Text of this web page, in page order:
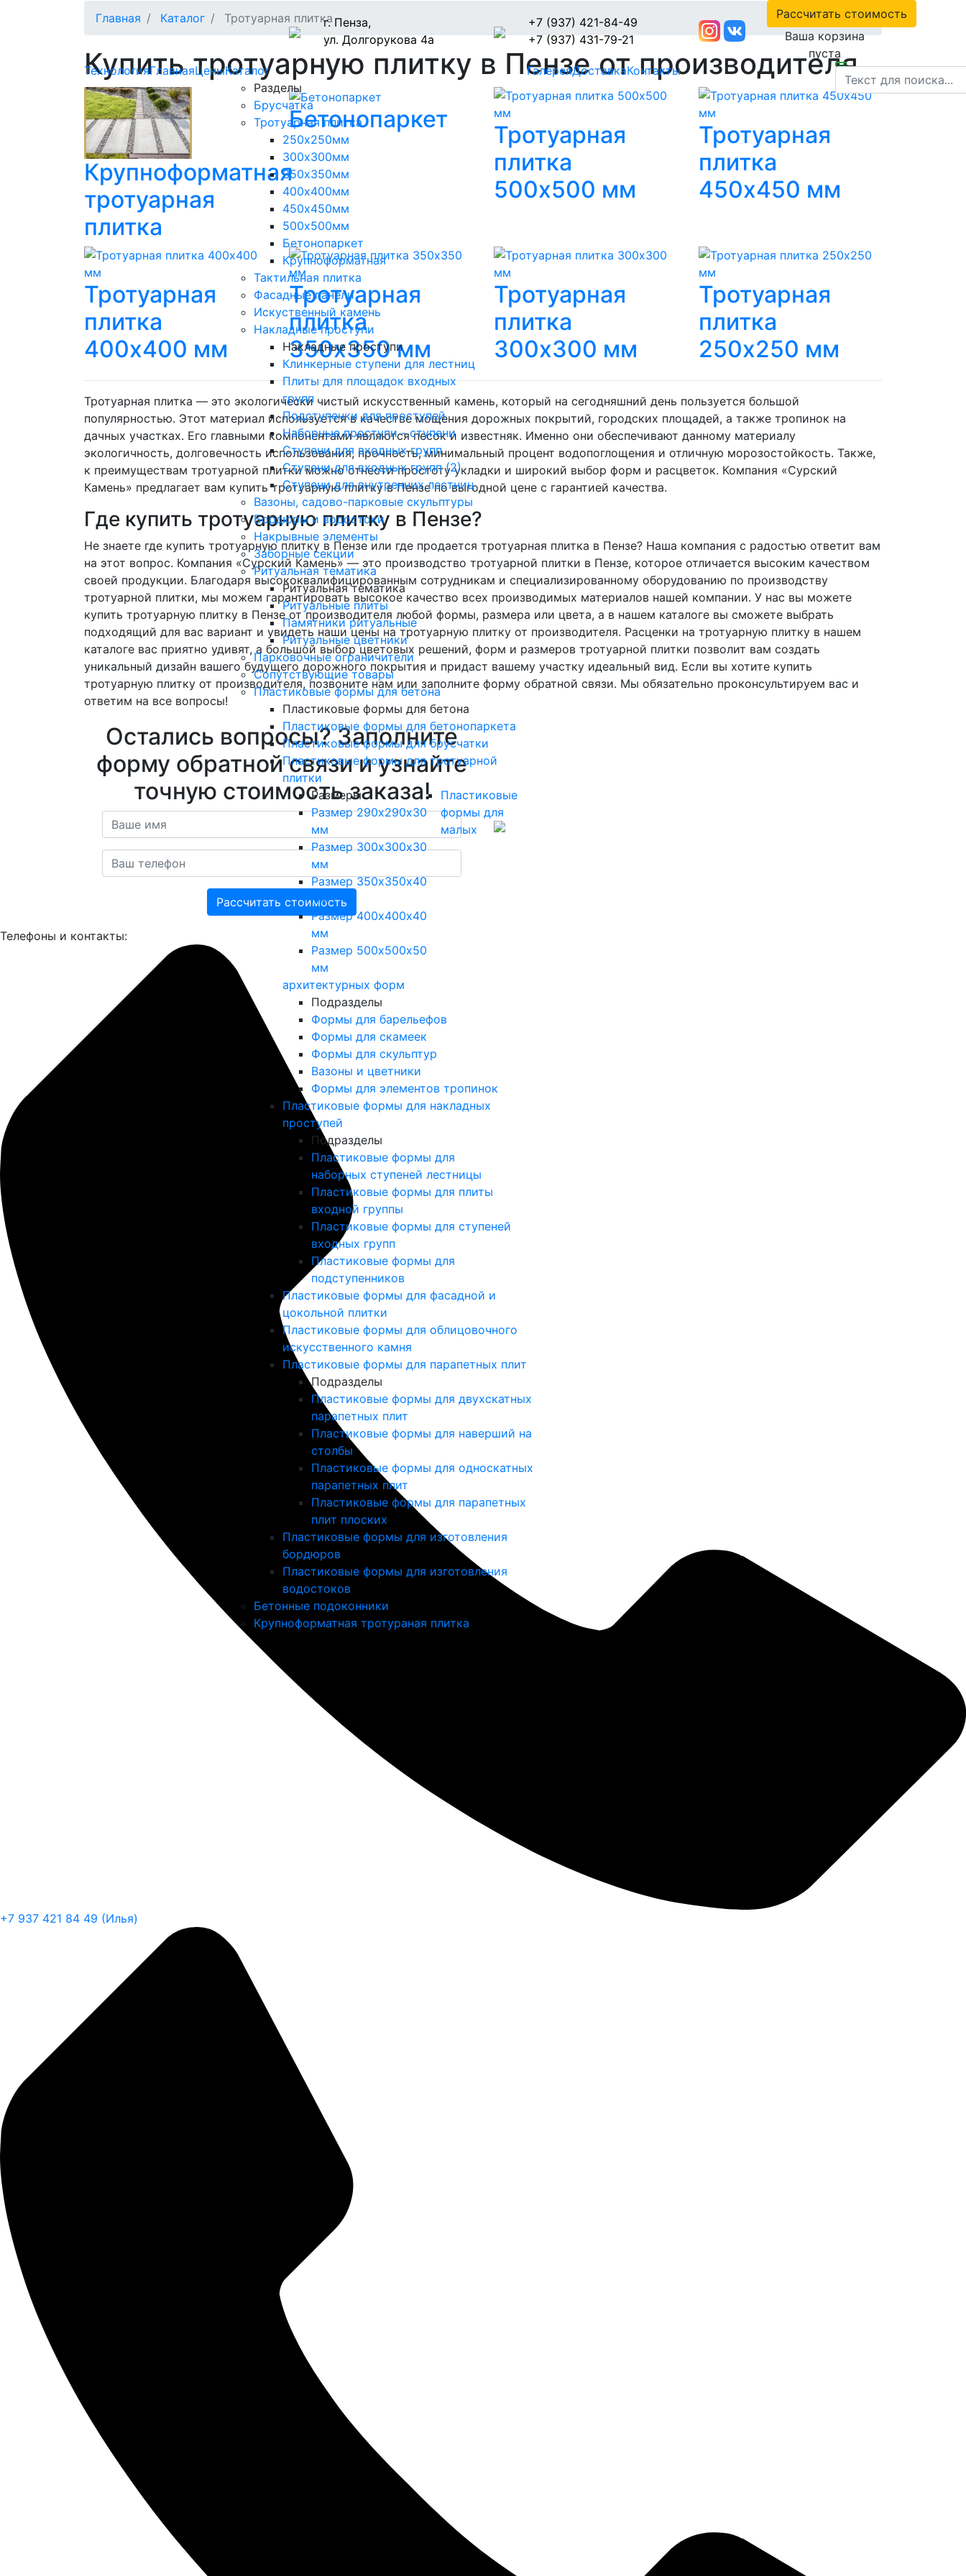
г. Пенза,
ул. Долгорукова 4а
+7 (937) 421-84-49
+7 (937) 431-79-21
Рассчитать стоимость
Ваша корзина
пуста
ТехнологияГлавнаяЦеныКаталог
Разделы
Брусчатка
Тротуарная плитка
250х250мм
300х300мм
350х350мм
400х400мм
450х450мм
500х500мм
Бетонопаркет
Крупноформатная
Тактильная плитка
Фасадные панели
Искуственный камень
Накладные проступи
Накладные проступи
Клинкерные ступени для лестниц
Плиты для площадок входных
групп
Подступенки для проступей
Наборные проступи - ступени
Ступени для входных групп
Ступени для входных групп (2)
Ступени для внутренних лестниц
Вазоны, садово-парковые скульптуры
Бордюры и водостоки
Накрывные элементы
Заборные секции
Ритуальная тематика
Ритуальная тематика
Ритуальные плиты
Памятники ритуальные
Ритуальные цветники
Парковочные ограничители
Сопутствующие товары
Пластиковые формы для бетона
Пластиковые формы для бетона
Пластиковые формы для бетонопаркета
Пластиковые формы для брусчатки
Пластиковые формы для тротуарной
плитки
Размеры
Размер 290х290х30
мм
Размер 300х300х30
мм
Размер 350х350х40
мм
Размер 400х400х40
мм
Размер 500х500х50
мм
Пластиковые
формы для
малых
архитектурных форм
Подразделы
Формы для барельефов
Формы для скамеек
Формы для скульптур
Вазоны и цветники
Формы для элементов тропинок
Пластиковые формы для накладных
проступей
Подразделы
Пластиковые формы для
наборных ступеней лестницы
Пластиковые формы для плиты
входной группы
Пластиковые формы для ступеней
входных групп
Пластиковые формы для
подступенников
Пластиковые формы для фасадной и
цокольной плитки
Пластиковые формы для облицовочного
искусственного камня
Пластиковые формы для парапетных плит
Подразделы
Пластиковые формы для двухскатных
парапетных плит
Пластиковые формы для наверший на
столбы
Пластиковые формы для односкатных
парапетных плит
Пластиковые формы для парапетных
плит плоских
Пластиковые формы для изготовления
бордюров
Пластиковые формы для изготовления
водостоков
Бетонные подоконники
Крупноформатная тротураная плитка
ГалереяДоставкаКонтакты
Главная Каталог Тротуарная плитка
Купить тротуарную плитку в Пензе от производителя
Крупноформатная
тротуарная
плитка
Бетонопаркет
Тротуарная
плитка
500х500 мм
Тротуарная
плитка
450х450 мм
Тротуарная
плитка
400х400 мм
Тротуарная
плитка
350х350 мм
Тротуарная
плитка
300х300 мм
Тротуарная
плитка
250х250 мм
Тротуарная плитка — это экологически чистый искусственный камень, который на сегодняшний день пользуется большой
популярностью. Этот материал используется в качестве мощения дорожных покрытий, городских площадей, а также тропинок на
дачных участках. Его главными компонентами являются песок и известняк. Именно они обеспечивают данному материалу
экологичность, долговечность использования, прочность, минимальный процент водопоглощения и отличную морозостойкость. Также,
к преимуществам тротуарной плитки можно отнести простоту укладки и широкий выбор форм и расцветок. Компания «Сурский
Камень» предлагает вам купить тротуарную плитку в Пензе по выгодной цене с гарантией качества.
Где купить тротуарную плитку в Пензе?
Не знаете где купить тротуарную плитку в Пензе или где продается тротуарная плитка в Пензе? Наша компания с радостью ответит вам
на этот вопрос. Компания «Сурский Камень» — это производство тротуарной плитки в Пензе, которое отличается высоким качеством
своей продукции. Благодаря высококвалифицированным сотрудникам и специализированному оборудованию по производству
тротуарной плитки, мы можем гарантировать высокое качество всех производимых материалов нашей компании. У нас вы можете
купить тротуарную плитку в Пензе от производителя любой формы, размера или цвета, а в нашем каталоге вы сможете выбрать
подходящий для вас вариант и увидеть наши цены на тротуарную плитку от производителя. Расценки на тротуарную плитку в нашем
каталоге вас приятно удивят, а большой выбор цветовых решений, форм и размеров тротуарной плитки позволит вам создать
уникальный дизайн вашего будущего дорожного покрытия и придаст вашему участку идеальный вид. Если вы хотите купить
тротуарную плитку от производителя, позвоните нам или заполните форму обратной связи. Мы обязательно проконсультируем вас и
ответим на все вопросы!
Остались вопросы? Заполните
форму обратной связи и узнайте
точную стоимость заказа!
Рассчитать стоимость
Телефоны и контакты:
+7 937 421 84 49 (Илья)